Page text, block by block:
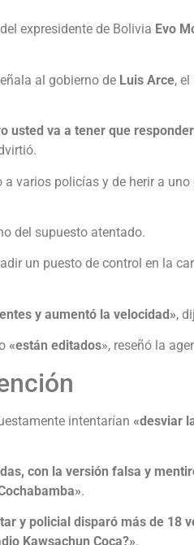
expresidente de Bolivia Evo
al gobierno de Luis Arce,
usted va a tener que
varios policías y de herir a uno
del supuesto atentado.
un puesto de control en la
y aumentó la velocidad»,
«están editados», reseñó la
intentarían «desviar
con la versión falsa y
.
y policial disparó más de 18
Kawsachun Coca?».